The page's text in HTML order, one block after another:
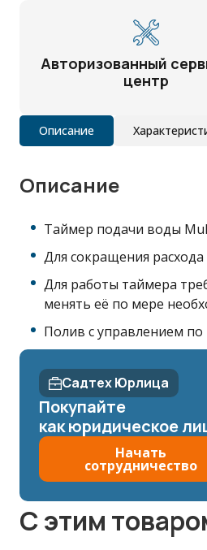
Авторизованный
центр
Описание
Описание
Таймер подачи воды
Для сокращения
Для работы таймера
менять её по мере
Полив с управлением по
Садтех Юрлица
Покупайте
как юридическое
Начать
сотрудничество
C этим